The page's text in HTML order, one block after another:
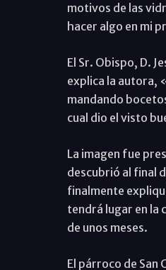
motivos de las
hacer algo en mi
El Sr. Obispo, D.
explica la autora,
mandando
cual dio el visto
La imagen fue
descubrió al final
finalmente
tendrá lugar en la
de unos meses.
El párroco de San